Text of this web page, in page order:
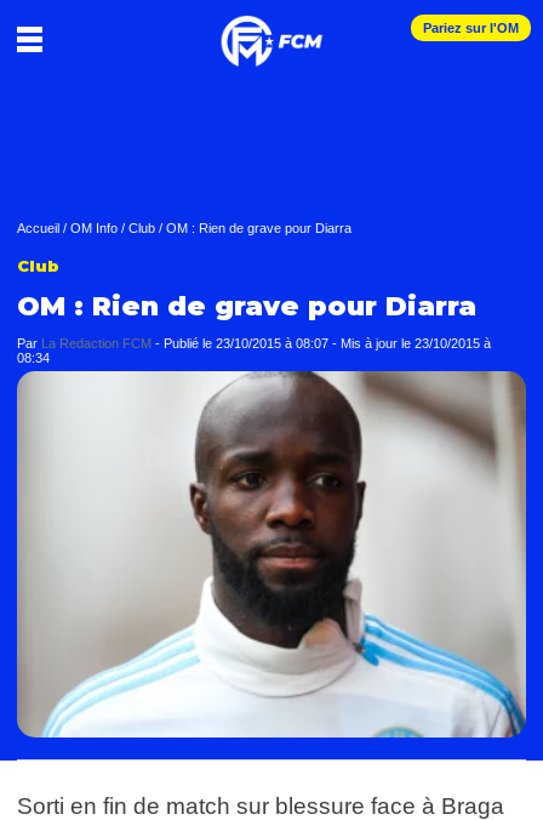
Pariez sur l'OM
Accueil / OM Info / Club / OM : Rien de grave pour Diarra
Club
OM : Rien de grave pour Diarra
Par La Redaction FCM - Publié le 23/10/2015 à 08:07 - Mis à jour le 23/10/2015 à
08:34
Sorti en fin de match sur blessure face à Braga